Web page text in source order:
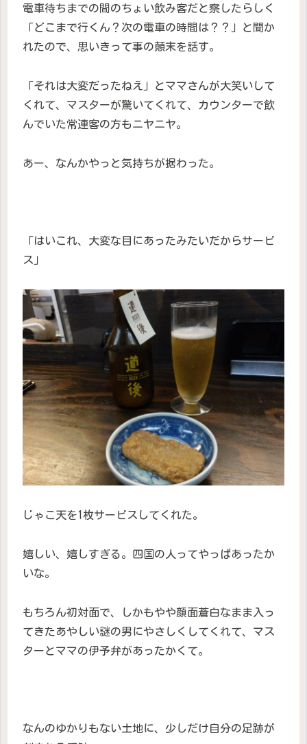
電車待ちまでの間のちょい飲み客だと察したらしく
「どこまで行くん？次の電車の時間は？？」と聞か
れたので、思いきって事の顛末を話す。
「それは大変だったねえ」とママさんが大笑いして
くれて、マスターが驚いてくれて、カウンターで飲
んでいた常連客の方もニヤニヤ。
あー、なんかやっと気持ちが据わった。
「はいこれ、大変な目にあったみたいだからサービ
ス」
じゃこ天を1枚サービスしてくれた。
嬉しい、嬉しすぎる。四国の人ってやっぱあったか
いな。
もちろん初対面で、しかもやや顔面蒼白なまま入っ
てきたあやしい謎の男にやさしくしてくれて、マス
ターとママの伊予弁があったかくて。
なんのゆかりもない土地に、少しだけ自分の足跡が